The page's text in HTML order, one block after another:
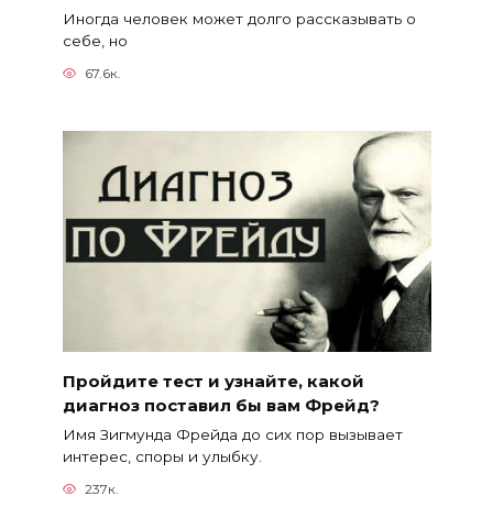
Иногда человек может долго рассказывать о
себе, но
67.6к.
Пройдите тест и узнайте, какой
диагноз поставил бы вам Фрейд?
Имя Зигмунда Фрейда до сих пор вызывает
интерес, споры и улыбку.
237к.